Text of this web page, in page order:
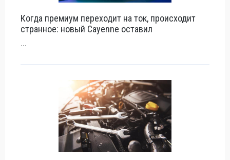
Когда премиум переходит на ток, происходит
странное: новый Cayenne оставил